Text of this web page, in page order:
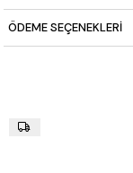
ÖDEME SEÇENEKLERI